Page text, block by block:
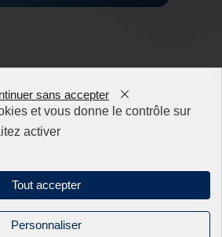
et vous donne le contrôle sur
activer
Tout accepter
sans accepter
Personnaliser